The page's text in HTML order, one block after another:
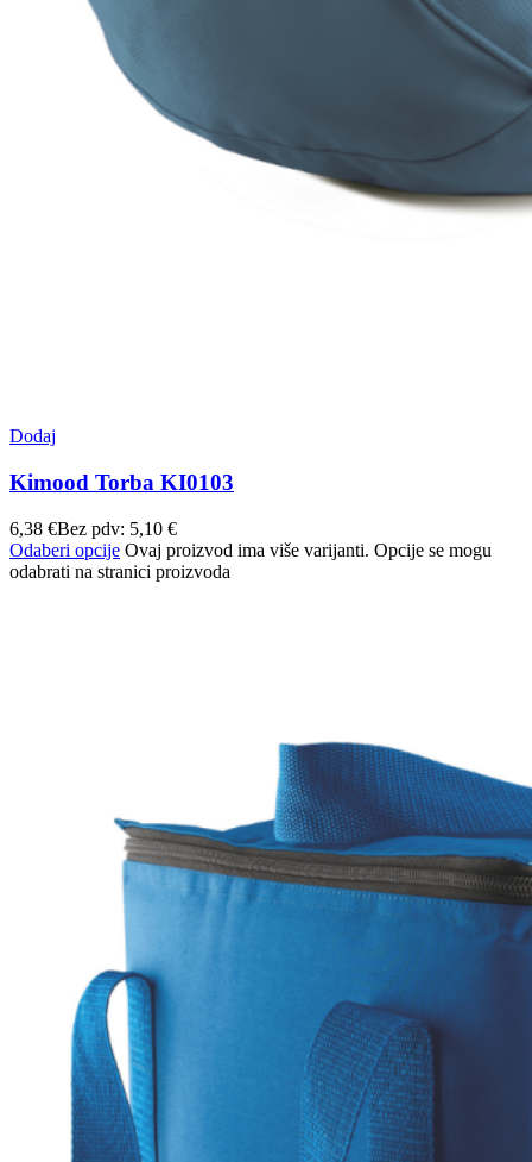
Dodaj
Kimood Torba KI0103
6,38 €Bez pdv: 5,10 €
Odaberi opcije Ovaj proizvod ima više varijanti. Opcije se mogu
odabrati na stranici proizvoda